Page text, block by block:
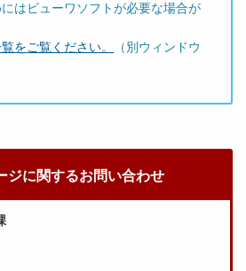
はビューワソフトが必要な場合が
をご覧ください。
（別ウィンドウ
ジに関するお問い合わせ